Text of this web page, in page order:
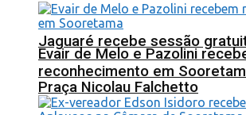
Jaguaré recebe sessão
Praça Nicolau Falchetto
Evair de Melo e Pazolini
reconhecimento em